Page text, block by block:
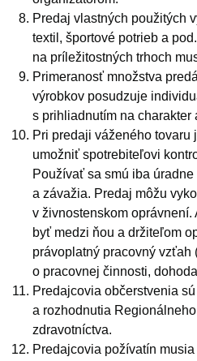
Predaj vlastných použitých
textil, športové potrieb a
na príležitostných trhoch
Primeranosť množstva
výrobkov posudzuje
s prihliadnutím na charakter
Pri predaji váženého tovaru
umožniť spotrebiteľovi
Používať sa smú iba
a závažia. Predaj môžu
v živnostenskom
byť medzi ňou a držiteľom
právoplatný pracovný vzťah
o pracovnej činnosti,
Predajcovia občerstvenia
a rozhodnutia
zdravotníctva.
Predajcovia požívatín